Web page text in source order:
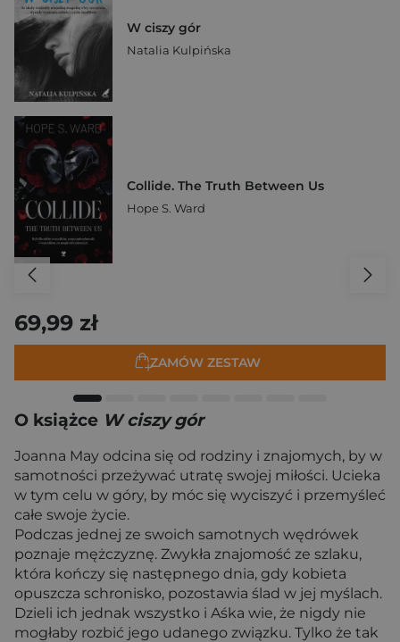
W ciszy gór
Natalia Kulpińska
Collide. The Truth Between Us
Hope S. Ward
69,99 zł
ZAMÓW ZESTAW
O książce W ciszy gór
Joanna May odcina się od rodziny i znajomych, by w
samotności przeżywać utratę swojej miłości. Ucieka
w tym celu w góry, by móc się wyciszyć i przemyśleć
całe swoje życie.
Podczas jednej ze swoich samotnych wędrówek
poznaje mężczyznę. Zwykła znajomość ze szlaku,
która kończy się następnego dnia, gdy kobieta
opuszcza schronisko, pozostawia ślad w jej myślach.
Dzieli ich jednak wszystko i Aśka wie, że nigdy nie
mogłaby rozbić jego udanego związku. Tylko że tak